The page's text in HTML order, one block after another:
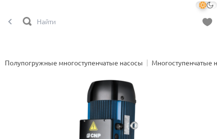
Полупогружные многоступенчатые насосы Многоступенчатые